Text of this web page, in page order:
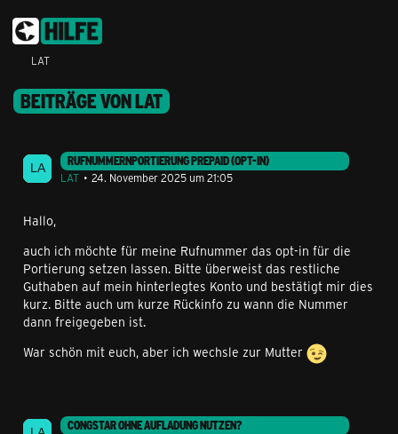
LAT
BEITRÄGE VON LAT
RUFNUMMERNPORTIERUNG PREPAID (OPT-IN)
LAT
24. November 2025 um 21:05
Hallo,
auch ich möchte für meine Rufnummer das opt-in für die
Portierung setzen lassen. Bitte überweist das restliche
Guthaben auf mein hinterlegtes Konto und bestätigt mir dies
kurz. Bitte auch um kurze Rückinfo zu wann die Nummer
dann freigegeben ist.
War schön mit euch, aber ich wechsle zur Mutter
CONGSTAR OHNE AUFLADUNG NUTZEN?